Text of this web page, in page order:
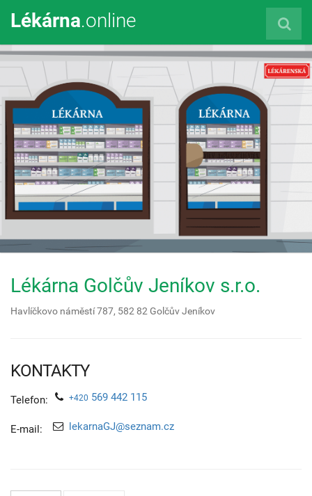
Lékárna.online
Lékárna Golčův Jeníkov s.r.o.
Havlíčkovo náměstí 787, 582 82 Golčův Jeníkov
KONTAKTY
Telefon: +420 569 442 115
E-mail: lekarnaGJ@seznam.cz